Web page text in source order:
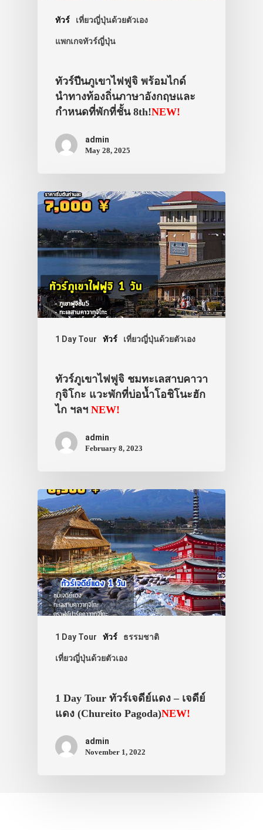
ทัวร์ เที่ยวญี่ปุ่นด้วยตัวเอง
แพกเกจทัวร์ญี่ปุ่น
ทัวร์ปีนภูเขาไฟฟูจิ พร้อมไกด์
นำทางท้องถิ่นภาษาอังกฤษและ
กำหนดที่พักที่ชั้น 8th!NEW!
admin
May 28, 2025
1 Day Tour ทัวร์ เที่ยวญี่ปุ่นด้วยตัวเอง
ทัวร์ภูเขาไฟฟูจิ ชมทะเลสาบคาวา
กุจิโกะ แวะพักที่บ่อน้ำโอชิโนะฮัก
ไก ฯลฯ NEW!
admin
February 8, 2023
1 Day Tour ทัวร์ ธรรมชาติ
เที่ยวญี่ปุ่นด้วยตัวเอง
1 Day Tour ทัวร์เจดีย์แดง – เจดีย์
แดง (Chureito Pagoda)NEW!
admin
November 1, 2022